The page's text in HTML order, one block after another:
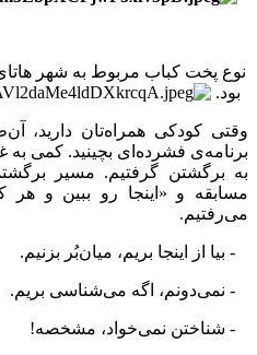
نوع پخت کباب مربوط به شهر
بود.
وقتی کودکی همراه‌تان دارید،
برنامه‌ی فشرده‌ای بچینید. کمی
به برگشتن گرفتیم. مسیر
مسابقه و «اینجا رو ببین و
می‌رفتیم.
- بیا از اینجا بریم، میان‌بُر بزنیم.
- نمی‌دونم، اگه می‌شناسی بریم.
- شناختن نمی‌خواد، مشخصه!